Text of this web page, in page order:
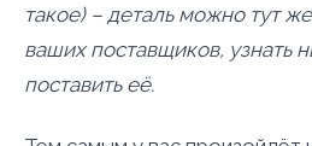
такое) – деталь можно тут
ваших поставщиков, узнать
поставить её.